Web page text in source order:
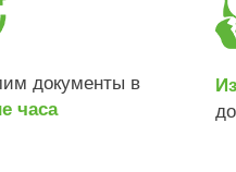
документы в
часа